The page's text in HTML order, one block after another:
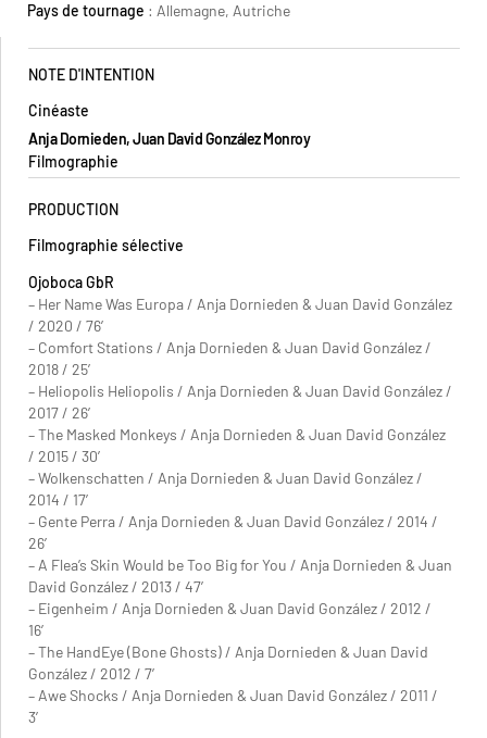
Pays de tournage : Allemagne, Autriche
NOTE D'INTENTION
Cinéaste
Anja Dornieden, Juan David González Monroy
Filmographie
PRODUCTION
Filmographie sélective
Ojoboca GbR
– Her Name Was Europa / Anja Dornieden & Juan David González
/ 2020 / 76′
– Comfort Stations / Anja Dornieden & Juan David González /
2018 / 25′
– Heliopolis Heliopolis / Anja Dornieden & Juan David González /
2017 / 26′
– The Masked Monkeys / Anja Dornieden & Juan David González
/ 2015 / 30′
– Wolkenschatten / Anja Dornieden & Juan David González /
2014 / 17′
– Gente Perra / Anja Dornieden & Juan David González / 2014 /
26′
– A Flea’s Skin Would be Too Big for You / Anja Dornieden & Juan
David González / 2013 / 47′
– Eigenheim / Anja Dornieden & Juan David González / 2012 /
16′
– The HandEye (Bone Ghosts) / Anja Dornieden & Juan David
González / 2012 / 7′
– Awe Shocks / Anja Dornieden & Juan David González / 2011 /
3′